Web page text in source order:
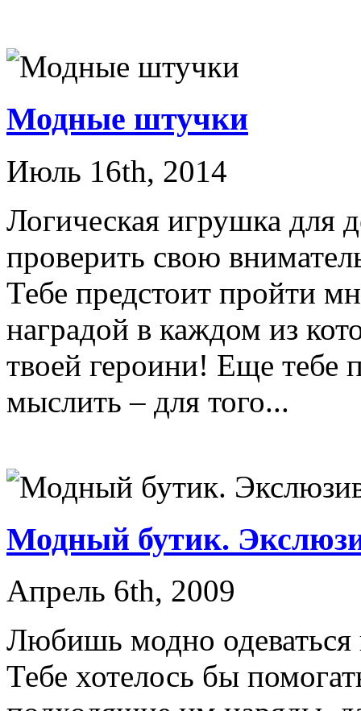
Модные штучки
Июль 16th, 2014
Логическая игрушка для
проверить свою
Тебе предстоит пройти
наградой в каждом из
твоей героини! Еще тебе
мыслить – для того...
Модный бутик.
Апрель 6th, 2009
Любишь модно одеваться
Тебе хотелось бы